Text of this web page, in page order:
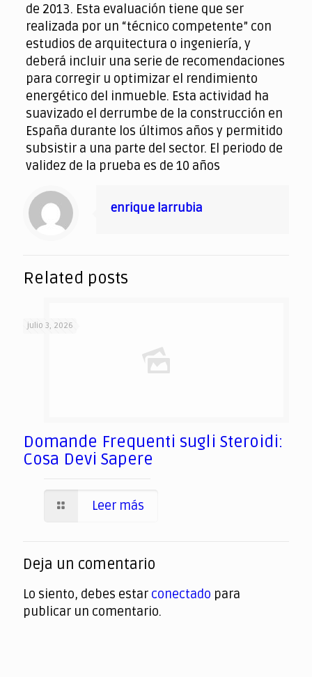
de 2013. Esta evaluación tiene que ser
realizada por un “técnico competente” con
estudios de arquitectura o ingeniería, y
deberá incluir una serie de recomendaciones
para corregir u optimizar el rendimiento
energético del inmueble. Esta actividad ha
suavizado el derrumbe de la construcción en
España durante los últimos años y permitido
subsistir a una parte del sector. El periodo de
validez de la prueba es de 10 años
enrique larrubia
Related posts
julio 3, 2026
Domande Frequenti sugli Steroidi:
Cosa Devi Sapere
Leer más
Deja un comentario
Lo siento, debes estar conectado para
publicar un comentario.